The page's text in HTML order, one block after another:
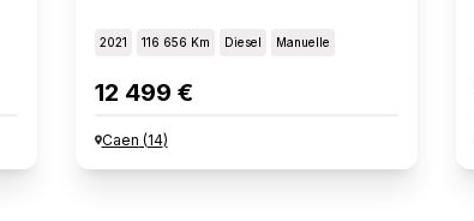
2021 116 656 Km Diesel Manuelle
12 499 €
Caen (14)